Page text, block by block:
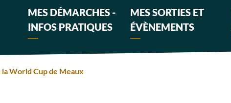
MES DÉMARCHES -
INFOS PRATIQUES
MES SORTIES ET
ÉVÈNEMENTS
World Cup de Meaux